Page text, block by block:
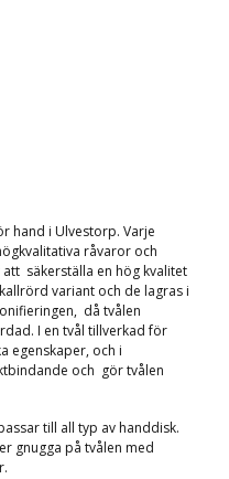
hand i Ulvestorp. Varje
råvaror och
säkerställa en hög kvalitet
variant och de lagras i
då tvålen
I en tvål tillverkad för
egenskaper, och i
och gör tvålen
till all typ av handdisk.
gnugga på tvålen med